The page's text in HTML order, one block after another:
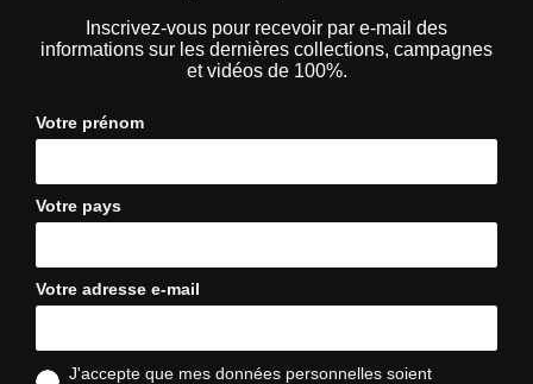
Inscrivez-vous pour recevoir par e-mail des
informations sur les dernières collections, campagnes
et vidéos de 100%.
Votre prénom
Votre pays
Votre adresse e-mail
J'accepte que mes données personnelles soient